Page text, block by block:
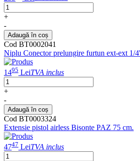
+
-
Adaugă în coș
Cod BT0002041
Niplu Conector prelungire furtun ext-ext 1/
1495 LeiTVA inclus
+
-
Adaugă în coș
Cod BT0003324
Extensie pistol airless Bisonte PAZ 75 cm.
4747 LeiTVA inclus